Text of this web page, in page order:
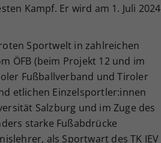
Kampf. Er wird am 1. Juli 2024
Sportwelt in zahlreichen
ÖFB (beim Projekt 12 und im
Fußballverband und Tiroler
etlichen Einzelsportler:innen
Salzburg und im Zuge des
starke Fußabdrücke
als Sportwart des TK IEV